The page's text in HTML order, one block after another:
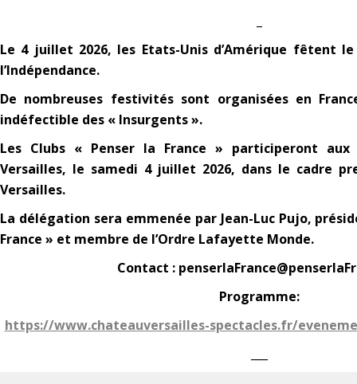
Le 4 juillet 2026, les Etats-Unis d’Amérique fêtent
l’Indépendance.
De nombreuses festivités sont organisées en
indéfectible des « Insurgents ».
Les Clubs « Penser la France » participeront
Versailles, le samedi 4 juillet 2026, dans le cadre
Versailles.
La délégation sera emmenée par Jean-Luc Pujo,
France » et membre de l’Ordre Lafayette Monde.
Contact :
Programme:
https://www.chateauversailles-spectacles.fr/